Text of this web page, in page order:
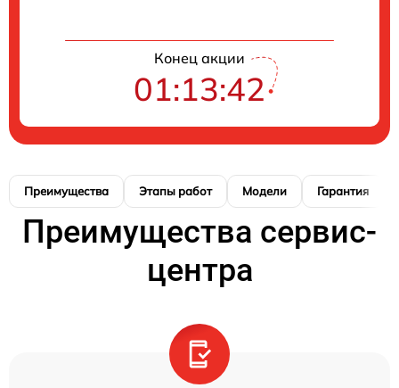
Конец акции
01:13:41
Преимущества Этапы работ Модели Гарантия
Преимущества сервис-
центра